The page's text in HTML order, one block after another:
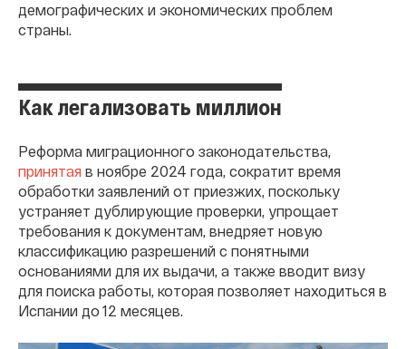
демографических и экономических проблем
страны.
Как легализовать миллион
Реформа миграционного законодательства,
принятая в ноябре 2024 года, сократит время
обработки заявлений от приезжих, поскольку
устраняет дублирующие проверки, упрощает
требования к документам, внедряет новую
классификацию разрешений с понятными
основаниями для их выдачи, а также вводит визу
для поиска работы, которая позволяет находиться в
Испании до 12 месяцев.